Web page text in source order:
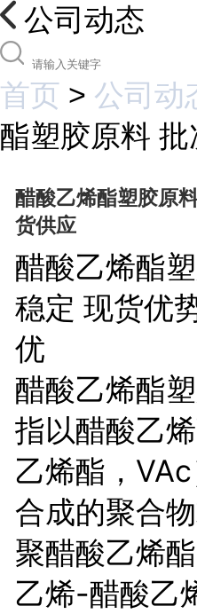
公司动态
首页 > 公司动
酯塑胶原料 批
醋酸乙烯酯塑胶原
货供应
醋酸乙烯酯
稳定 现货优
优
醋酸乙烯酯
指以醋酸乙
乙烯酯，
合成的聚合
聚醋酸乙烯
乙烯-醋酸乙